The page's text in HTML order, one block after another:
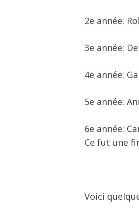
2e année:
3e année:
4e année:
5e année:
6e année:
Ce fut une
Voici